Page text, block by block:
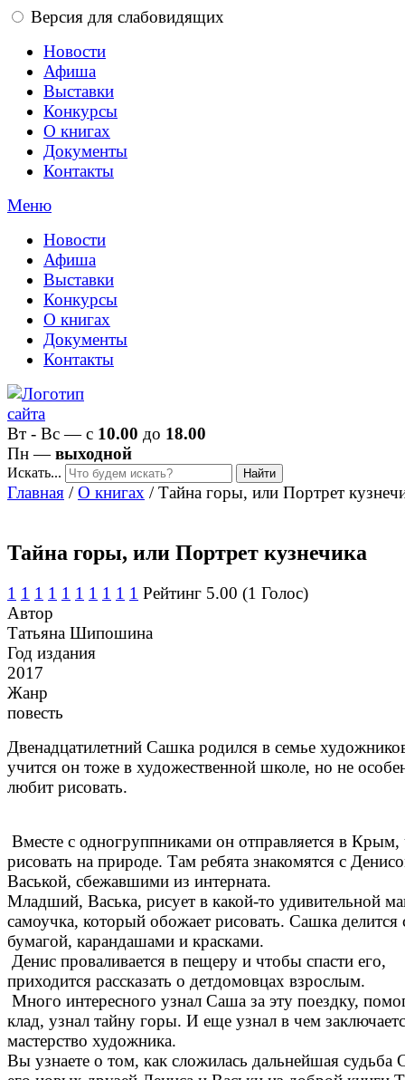
Версия для слабовидящих
Новости
Афиша
Выставки
Конкурсы
О книгах
Документы
Контакты
Меню
Новости
Афиша
Выставки
Конкурсы
О книгах
Документы
Контакты
Вт - Вс — с 10.00 до 18.00
Пн —выходной
Искать... Найти
Главная /О книгах /Тайна горы, или Портрет
Тайна горы, или Портрет кузнечика
1 1 1 1 1 1 1 1 1 1 Рейтинг 5.00 (1 Голос)
Автор
Татьяна Шипошина
Год издания
2017
Жанр
повесть
Двенадцатилетний Сашка родился в семье
учится он тоже в художественной школе, но не
любит рисовать.
Вместе с одногруппниками он отправляется в
рисовать на природе. Там ребята знакомятся с
Васькой, сбежавшими из интерната.
Младший, Васька, рисует в какой-то удивительной
самоучка, который обожает рисовать. Сашка делится
бумагой, карандашами и красками.
Денис проваливается в пещеру и чтобы спасти его,
приходится рассказать о детдомовцах взрослым.
Много интересного узнал Саша за эту поездку,
клад, узнал тайну горы. И еще узнал в чем
мастерство художника.
Вы узнаете о том, как сложилась дальнейшая судьба